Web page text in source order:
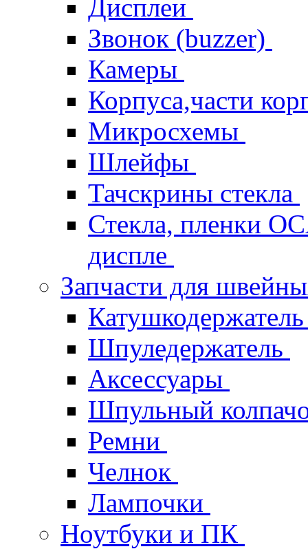
Дисплеи
Звонок (buzzer)
Камеры
Корпуса,части
Микросхемы
Шлейфы
Тачскрины стекла
Стекла, пленки
диспле
Запчасти для
Шпуледержатель
Аксессуары
Шпульный
Ремни
Челнок
Лампочки
Ноутбуки и ПК